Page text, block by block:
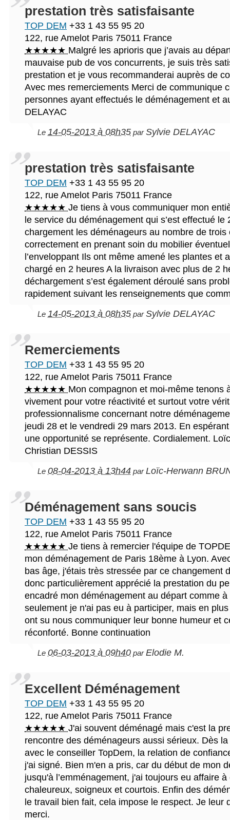
prestation très satisfaisante
TOP DEM +33 1 43 55 95 20
122, rue Amelot Paris 75011 France
★★★★★ Malgré les aprioris que j’avais au
mauvaise pub de vos concurrents, je suis très
prestation et je vous recommanderai auprès de
Avec mes remerciements Merci de communique
personnes ayant effectués le déménagement et
DELAYAC
Le 14-05-2013 à 08h35 parSylvie DELAYAC
prestation très satisfaisante
TOP DEM +33 1 43 55 95 20
122, rue Amelot Paris 75011 France
★★★★★ Je tiens à vous communiquer mon
le service du déménagement qui s’est effectué le
chargement les déménageurs au nombre de trois
correctement en prenant soin du mobilier
l’enveloppant Ils ont même amené les plantes et
chargé en 2 heures A la livraison avec plus de 2
déchargement s’est également déroulé sans
rapidement suivant les renseignements que
Le 14-05-2013 à 08h35 parSylvie DELAYAC
Remerciements
TOP DEM +33 1 43 55 95 20
122, rue Amelot Paris 75011 France
★★★★★ Mon compagnon et moi-même tenons
vivement pour votre réactivité et surtout votre
professionnalisme concernant notre
jeudi 28 et le vendredi 29 mars 2013. En
une opportunité se représente. Cordialement.
Christian DESSIS
Le 08-04-2013 à 13h44 parLoïc-Herwann
Déménagement sans soucis
TOP DEM +33 1 43 55 95 20
122, rue Amelot Paris 75011 France
★★★★★ Je tiens à remercier l'équipe de
mon déménagement de Paris 18ème à Lyon.
bas âge, j'étais très stressée par ce changement
donc particulièrement apprécié la prestation du
encadré mon déménagement au départ comme
seulement je n'ai pas eu à participer, mais en
ont su nous communiquer leur bonne humeur et
réconforté. Bonne continuation
Le 06-03-2013 à 09h40 parElodie M.
Excellent Déménagement
TOP DEM +33 1 43 55 95 20
122, rue Amelot Paris 75011 France
★★★★★ J'ai souvent déménagé mais c'est la
rencontre des déménageurs aussi sérieux. Dès
avec le conseiller TopDem, la relation de
j'ai signé. Bien m'en a pris, car du début de mon
jusqu'à l’emménagement, j'ai toujours eu affaire
chaleureux, soigneux et courtois. Enfin des
le travail bien fait, cela impose le respect. Je leur
merci.